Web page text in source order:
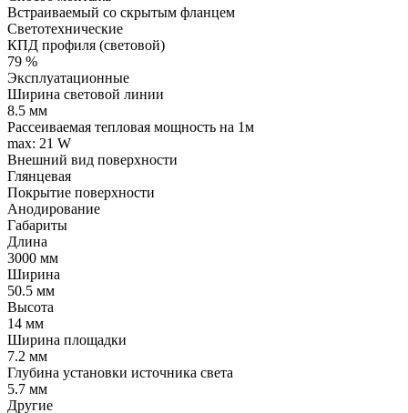
Встраиваемый со скрытым фланцем
Светотехнические
КПД профиля (cветовой)
79 %
Эксплуатационные
Ширина световой линии
8.5 мм
Рассеиваемая тепловая мощность на 1м
max: 21 W
Внешний вид поверхности
Глянцевая
Покрытие поверхности
Анодирование
Габариты
Длина
3000 мм
Ширина
50.5 мм
Высота
14 мм
Ширина площадки
7.2 мм
Глубина установки источника света
5.7 мм
Другие